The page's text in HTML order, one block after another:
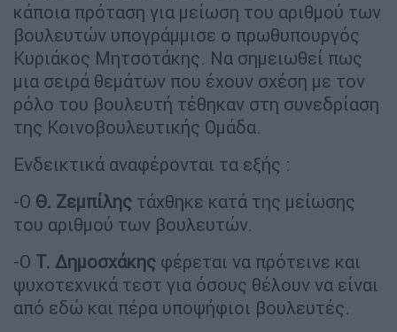
κάποια πρόταση για μείωση του αριθμού των
βουλευτών υπογράμμισε ο πρωθυπουργός
Κυριάκος Μητσοτάκης. Να σημειωθεί πως
μια σειρά θεμάτων που έχουν σχέση με τον
ρόλο του βουλευτή τέθηκαν στη συνεδρίαση
της Κοινοβουλευτικής Ομάδα.
Ενδεικτικά αναφέρονται τα εξής :
-Ο Θ. Ζεμπίλης τάχθηκε κατά της μείωσης
του αριθμού των βουλευτών.
-Ο Τ. Δημοσχάκης φέρεται να πρότεινε και
ψυχοτεχνικά τεστ για όσους θέλουν να είναι
από εδώ και πέρα υποψήφιοι βουλευτές.